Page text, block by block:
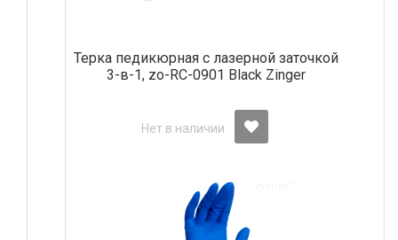
Терка педикюрная с лазерной заточкой
3-в-1, zo-RC-0901 Black Zinger
Нет в наличии